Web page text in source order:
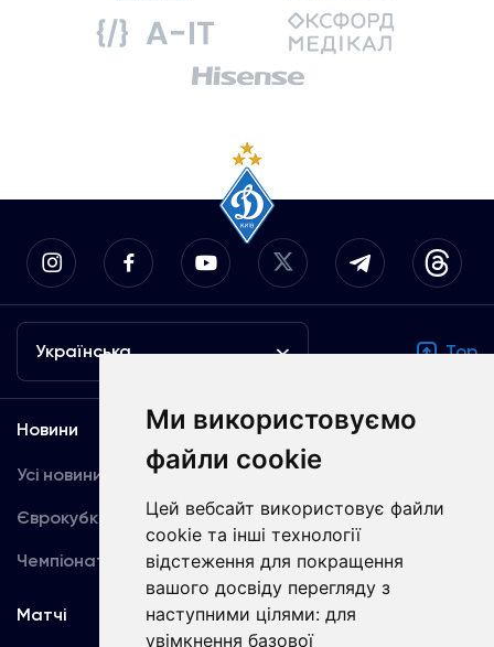
Ми використовуємо
файли cookie
Цей вебсайт використовує файли
cookie та інші технології
відстеження для покращення
вашого досвіду перегляду з
наступними цілями: для
увімкнення базової
Українська Top
Новини
Усі новини
Єврокубки
Чемпіонат України
Медіа
Динамо TV
Фотогалерея
Акредитація
Матчі Команда